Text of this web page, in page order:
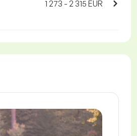
1 273 - 2 315 EUR